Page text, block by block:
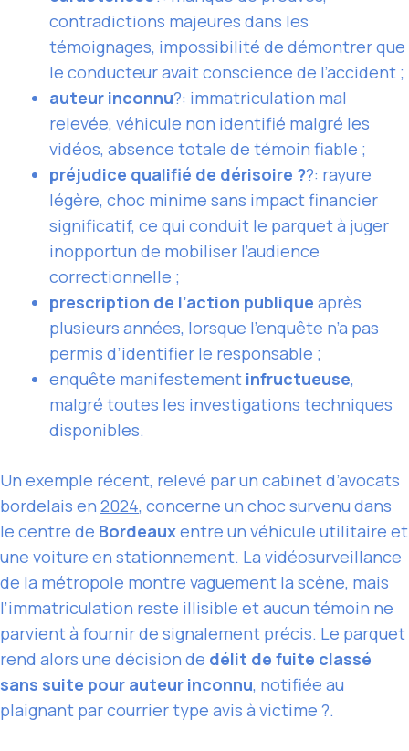
contradictions majeures dans les
témoignages, impossibilité de démontrer que
le conducteur avait conscience de l’accident ;
auteur inconnu?: immatriculation mal
relevée, véhicule non identifié malgré les
vidéos, absence totale de témoin fiable ;
préjudice qualifié de dérisoire ??: rayure
légère, choc minime sans impact financier
significatif, ce qui conduit le parquet à juger
inopportun de mobiliser l’audience
correctionnelle ;
prescription de l’action publique après
plusieurs années, lorsque l’enquête n’a pas
permis d’identifier le responsable ;
enquête manifestement infructueuse,
malgré toutes les investigations techniques
disponibles.
Un exemple récent, relevé par un cabinet d’avocats
bordelais en 2024, concerne un choc survenu dans
le centre de Bordeauxentre un véhicule utilitaire et
une voiture en stationnement. La vidéosurveillance
de la métropole montre vaguement la scène, mais
l’immatriculation reste illisible et aucun témoin ne
parvient à fournir de signalement précis. Le parquet
rend alors une décision de délit de fuite classé
sans suite pour auteur inconnu, notifiée au
plaignant par courrier type avis à victime ?.